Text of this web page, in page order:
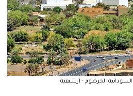
الخرطوم - ارشيفية